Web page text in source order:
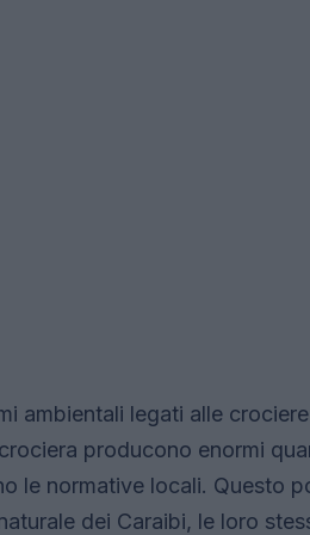
ambientali legati alle
producono enormi
le normative locali. Questo
dei Caraibi, le loro